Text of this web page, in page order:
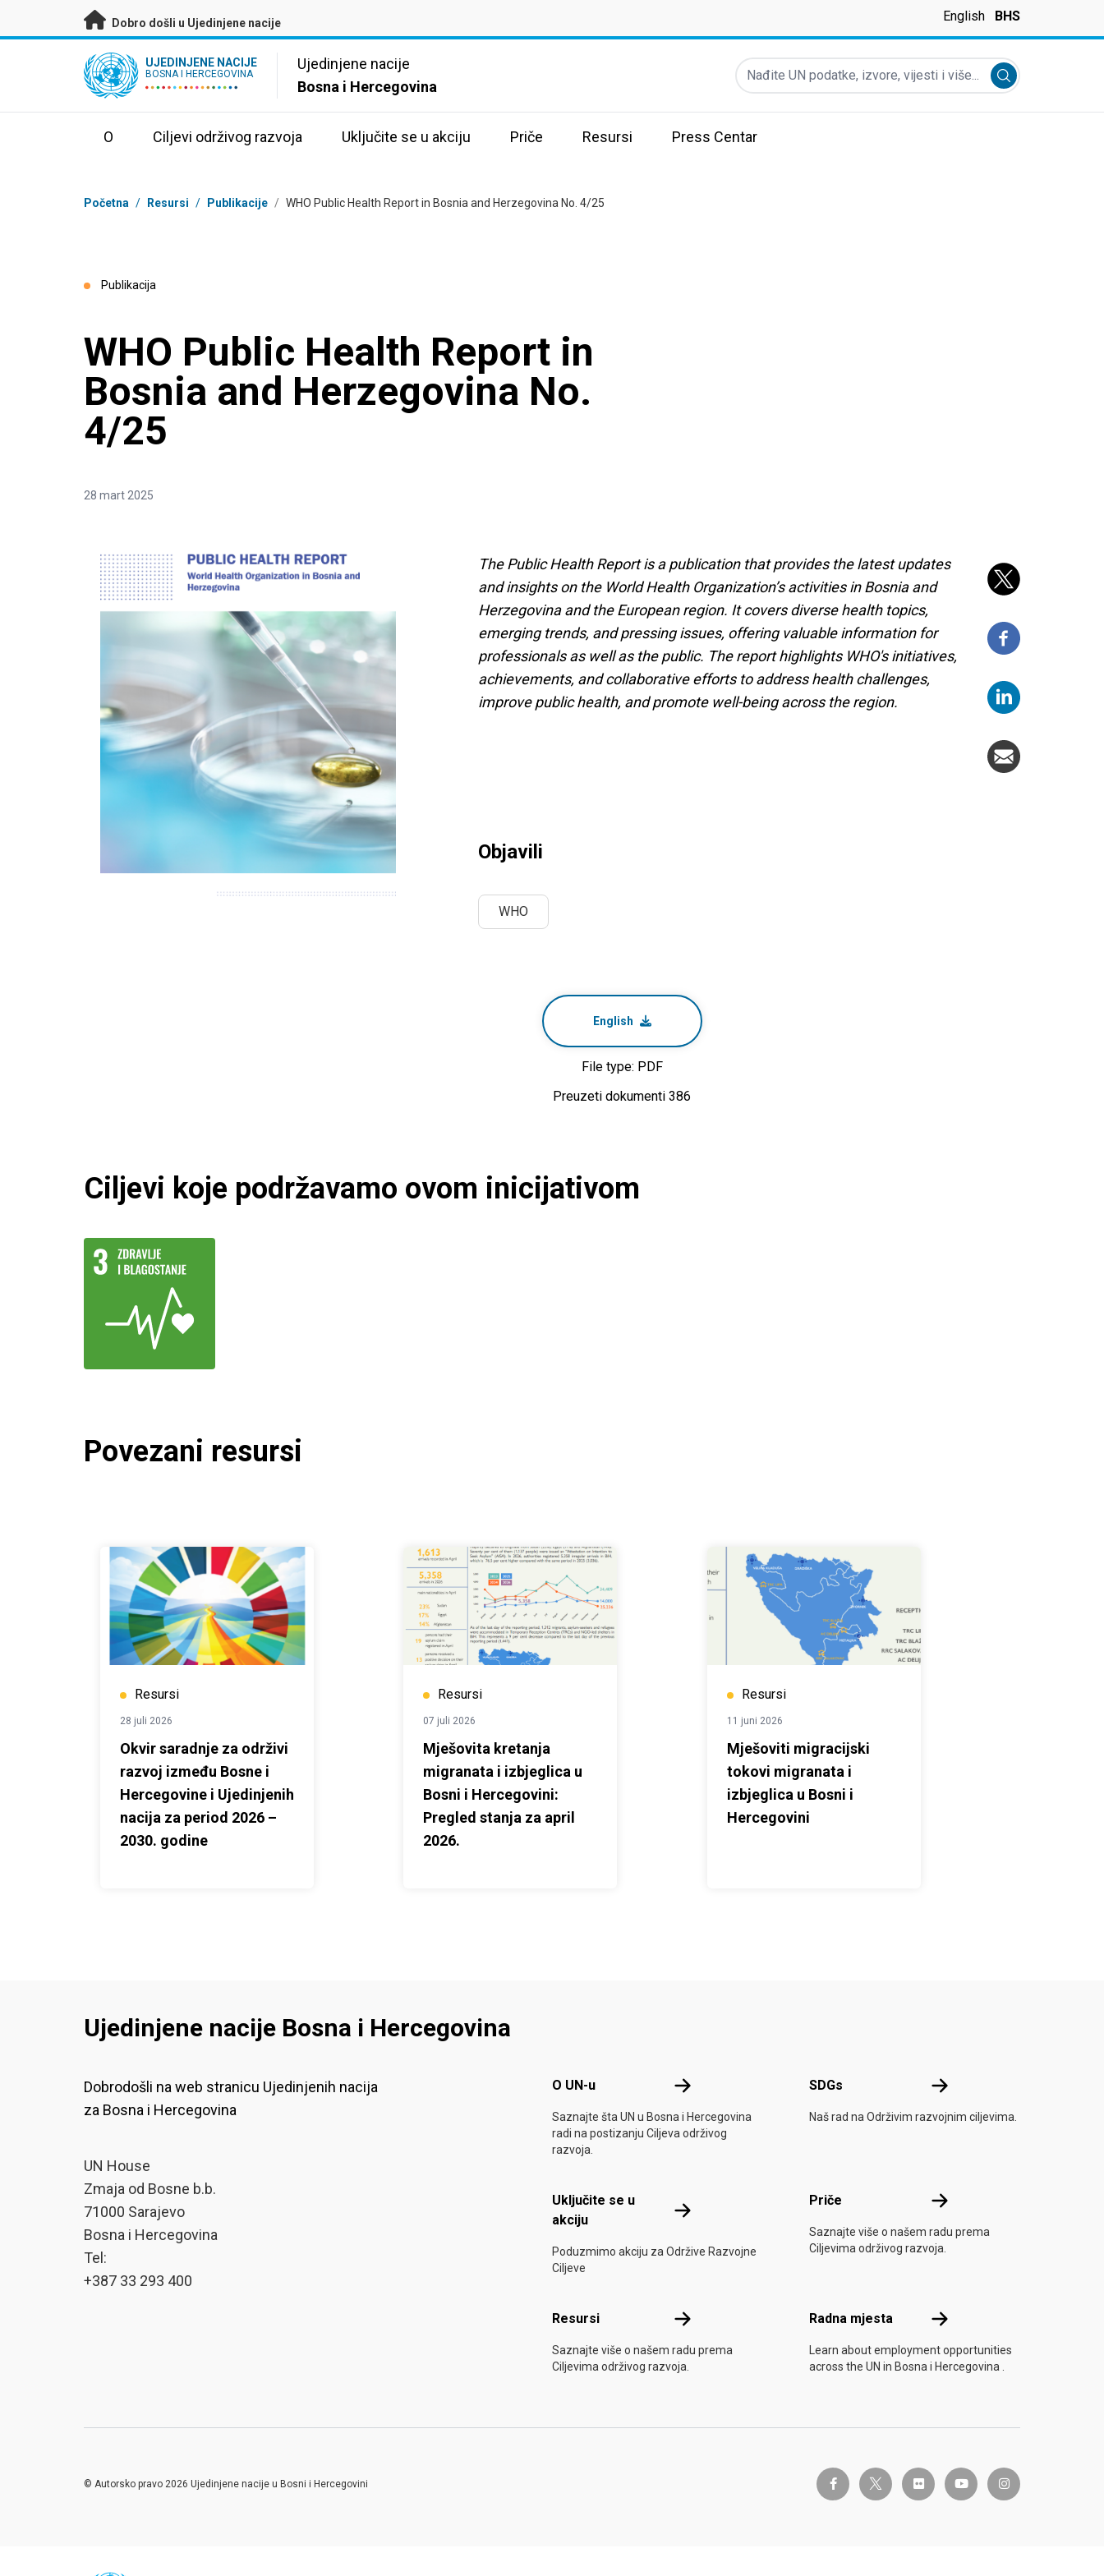
Preskoči na glavni sadržaj
Dobro došli u Ujedinjene nacije English BHS
UN Logo UJEDINJENE NACIJE
BOSNA I HERCEGOVINA
Ujedinjene nacije
Bosna i Hercegovina
Nađite UN podatke, izvore, vijesti i više...
Submit search
O Ciljevi održivog razvoja Uključite se u akciju Priče Resursi Press Centar
Mrvice
Početna / Resursi / Publikacije / WHO Public Health Report in Bosnia and Herzegovina No. 4/25
Publikacija
WHO Public Health Report in
Bosnia and Herzegovina No.
4/25
28 mart 2025
The Public Health Report is a publication that provides the latest updates
and insights on the World Health Organization’s activities in Bosnia and
Herzegovina and the European region. It covers diverse health topics,
emerging trends, and pressing issues, offering valuable information for
professionals as well as the public. The report highlights WHO's initiatives,
achievements, and collaborative efforts to address health challenges,
improve public health, and promote well-being across the region.
Objavili
WHO
English
File type: PDF
Preuzeti dokumenti 386
Ciljevi koje podržavamo ovom inicijativom
Povezani resursi
Resursi
28 juli 2026
Okvir saradnje za održivi
razvoj između Bosne i
Hercegovine i Ujedinjenih
nacija za period 2026 –
2030. godine
Resursi
07 juli 2026
Mješovita kretanja
migranata i izbjeglica u
Bosni i Hercegovini:
Pregled stanja za april
2026.
Resursi
11 juni 2026
Mješoviti migracijski
tokovi migranata i
izbjeglica u Bosni i
Hercegovini
Ujedinjene nacije Bosna i Hercegovina
Dobrodošli na web stranicu Ujedinjenih nacija
za Bosna i Hercegovina
UN House
Zmaja od Bosne b.b.
71000 Sarajevo
Bosna i Hercegovina
Tel:
+387 33 293 400
O UN-u O UN-u
Saznajte šta UN u Bosna i Hercegovina
radi na postizanju Ciljeva održivog
razvoja.
SDGs SDGs
Naš rad na Održivim razvojnim ciljevima.
Uključite se u
akciju
Uključite se u akciju
Poduzmimo akciju za Održive Razvojne
Ciljeve
Priče Priče
Saznajte više o našem radu prema
Ciljevima održivog razvoja.
Resursi Resursi
Saznajte više o našem radu prema
Ciljevima održivog razvoja.
Radna mjesta Radna mjesta
Learn about employment opportunities
across the UN in Bosna i Hercegovina .
facebook-ftwitter-x flickr youtube instagram
© Autorsko pravo 2026 Ujedinjene nacije u Bosni i Hercegovini